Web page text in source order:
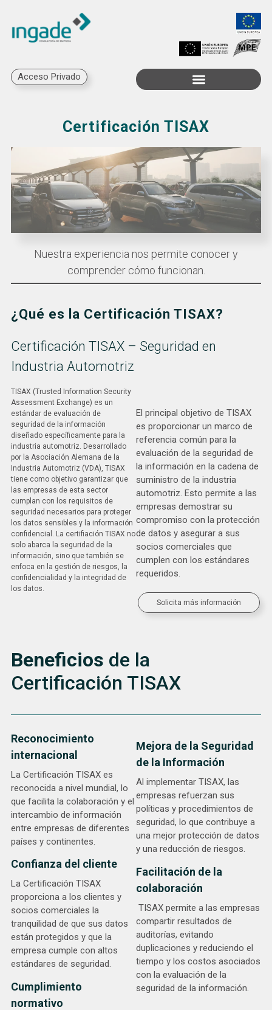
Acceso Privado
Certificación TISAX
Nuestra experiencia nos permite conocer y
comprender cómo funcionan.
¿Qué es la Certificación TISAX?
Certificación TISAX – Seguridad en
Industria Automotriz
TISAX (Trusted Information Security
Assessment Exchange) es un
estándar de evaluación de
seguridad de la información
diseñado específicamente para la
industria automotriz. Desarrollado
por la Asociación Alemana de la
Industria Automotriz (VDA), TISAX
tiene como objetivo garantizar que
las empresas de esta sector
cumplan con los requisitos de
seguridad necesarios para proteger
los datos sensibles y la información
confidencial. La certifiación TISAX no
solo abarca la seguridad de la
información, sino que también se
enfoca en la gestión de riesgos, la
confidencialidad y la integridad de
los datos.
El principal objetivo de TISAX
es proporcionar un marco de
referencia común para la
evaluación de la seguridad de
la información en la cadena de
suministro de la industria
automotriz. Esto permite a las
empresas demostrar su
compromiso con la protección
de datos y asegurar a sus
socios comerciales que
cumplen con los estándares
requeridos.
Solicita más información
Beneficios de la
Certificación TISAX
Reconocimiento
internacional
La Certificación TISAX es
reconocida a nivel mundial, lo
que facilita la colaboración y el
intercambio de información
entre empresas de diferentes
países y continentes.
Confianza del cliente
La Certificación TISAX
proporciona a los clientes y
socios comerciales la
tranquilidad de que sus datos
están protegidos y que la
empresa cumple con altos
estándares de seguridad.
Cumplimiento
normativo
Mejora de la Seguridad
de la Información
Al implementar TISAX, las
empresas refuerzan sus
políticas y procedimientos de
seguridad, lo que contribuye a
una mejor protección de datos
y una reducción de riesgos.
Facilitación de la
colaboración
TISAX permite a las empresas
compartir resultados de
auditorías, evitando
duplicaciones y reduciendo el
tiempo y los costos asociados
con la evaluación de la
seguridad de la información.